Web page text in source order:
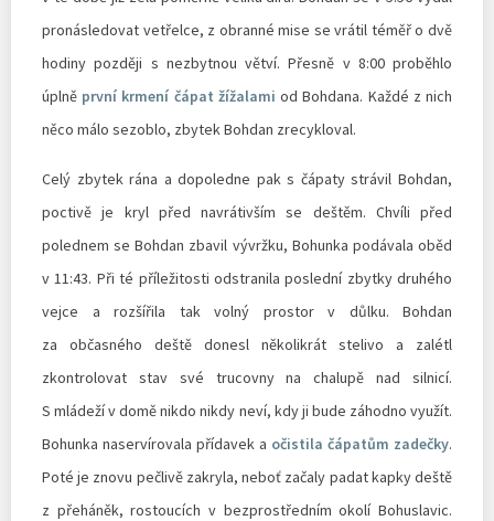
pronásledovat vetřelce, z obranné mise se vrátil téměř o dvě
hodiny později s nezbytnou větví. Přesně v 8:00 proběhlo
úplně první krmení čápat žížalami od Bohdana. Každé z nich
něco málo sezoblo, zbytek Bohdan zrecykloval.
Celý zbytek rána a dopoledne pak s čápaty strávil Bohdan,
poctivě je kryl před navrátivším se deštěm. Chvíli před
polednem se Bohdan zbavil vývržku, Bohunka podávala oběd
v 11:43. Při té příležitosti odstranila poslední zbytky druhého
vejce a rozšířila tak volný prostor v důlku. Bohdan
za občasného deště donesl několikrát stelivo a zalétl
zkontrolovat stav své trucovny na chalupě nad silnicí.
S mládeží v domě nikdo nikdy neví, kdy ji bude záhodno využít.
Bohunka naservírovala přídavek a očistila čápatům zadečky.
Poté je znovu pečlivě zakryla, neboť začaly padat kapky deště
z přeháněk, rostoucích v bezprostředním okolí Bohuslavic.